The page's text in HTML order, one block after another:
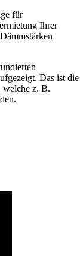
für
Ihrer
Das ist die
welche z. B.